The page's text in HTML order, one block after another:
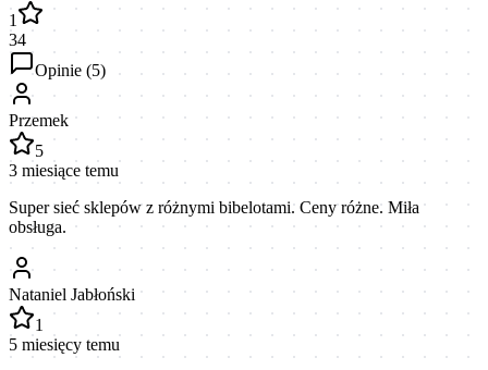
1
34
Opinie (5)
Przemek
5
3 miesiące temu
Super sieć sklepów z różnymi bibelotami. Ceny różne. Miła
obsługa.
Nataniel Jabłoński
1
5 miesięcy temu